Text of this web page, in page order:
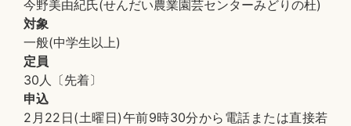
今野美由紀氏(せんだい農業園芸センターみどりの杜)
対象
一般(中学生以上)
定員
30人〔先着〕
申込
2月22日(土曜日)午前9時30分から電話または直接若